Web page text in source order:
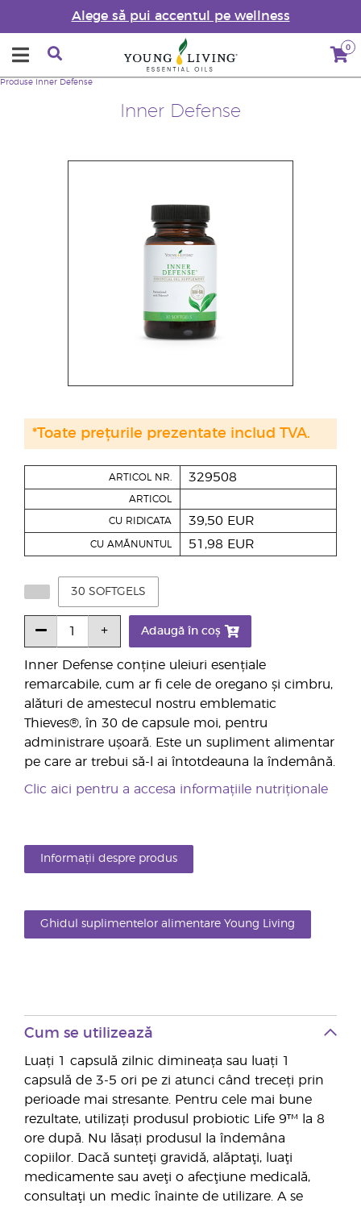
Alege să pui accentul pe wellness
0
Inner Defense
Produse Inner Defense
Inner Defense conține uleiuri esențiale
remarcabile, cum ar fi cele de oregano și cimbru,
alături de amestecul nostru emblematic
Thieves®, în 30 de capsule moi, pentru
administrare ușoară. Este un supliment alimentar
pe care ar trebui să-l ai întotdeauna la îndemână.
Clic aici pentru a accesa informațiile nutriționale
Informații despre produs
Ghidul suplimentelor alimentare Young Living
ARTICOL NR. 329508
ARTICOL
CU RIDICATA 39,50 EUR
CU AMĂNUNTUL 51,98 EUR
30 SOFTGELS
Adaugă în coș
*Toate prețurile prezentate includ TVA.
Cum se utilizează
Luați 1 capsulă zilnic dimineața sau luați 1
capsulă de 3-5 ori pe zi atunci când treceți prin
perioade mai stresante. Pentru cele mai bune
rezultate, utilizați produsul probiotic Life 9™ la 8
ore după. Nu lăsați produsul la îndemâna
copiilor. Dacă sunteţi gravidă, alăptaţi, luaţi
medicamente sau aveţi o afecţiune medicală,
consultaţi un medic înainte de utilizare. A se